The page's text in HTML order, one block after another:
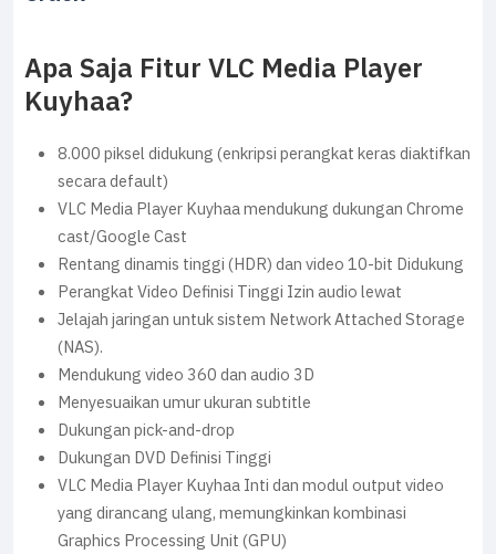
Apa Saja Fitur VLC Media Player
Kuyhaa?
8.000 piksel didukung (enkripsi perangkat keras diaktifkan
secara default)
VLC Media Player Kuyhaa mendukung dukungan Chrome
cast/Google Cast
Rentang dinamis tinggi (HDR) dan video 10-bit Didukung
Perangkat Video Definisi Tinggi Izin audio lewat
Jelajah jaringan untuk sistem Network Attached Storage
(NAS).
Mendukung video 360 dan audio 3D
Menyesuaikan umur ukuran subtitle
Dukungan pick-and-drop
Dukungan DVD Definisi Tinggi
VLC Media Player Kuyhaa Inti dan modul output video
yang dirancang ulang, memungkinkan kombinasi
Graphics Processing Unit (GPU)